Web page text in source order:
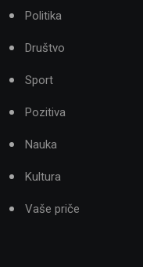
Politika
Društvo
Sport
Pozitiva
Nauka
Kultura
Vaše priče